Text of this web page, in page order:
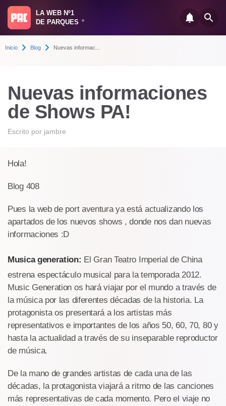
LA WEB Nº1
DE PARQUES
®
Inicio Blog Nuevas informac...
Nuevas informaciones
de Shows PA!
Escrito por jambre
Hola!
Blog 408
Pues la web de port aventura ya está actualizando los
apartados de los nuevos shows , donde nos dan nuevas
informaciones :D
Musica generation: El Gran Teatro Imperial de China
estrena espectáculo musical para la temporada 2012.
Music Generation os hará viajar por el mundo a través de
la música por las diferentes décadas de la historia. La
protagonista os presentará a los artistas más
representativos e importantes de los años 50, 60, 70, 80 y
hasta la actualidad a través de su inseparable reproductor
de música.
De la mano de grandes artistas de cada una de las
décadas, la protagonista viajará a ritmo de las canciones
más representativas de cada momento. Pero el viaje no